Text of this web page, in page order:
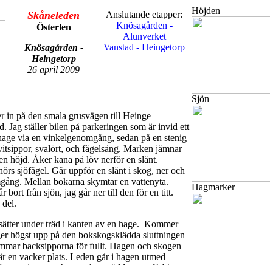
Skåneleden
Österlen
Knösagården -
Heingetorp
26 april 2009
Anslutande etapper:
Knösagården -
Alunverket
Vanstad - Heingetorp
in på den smala grusvägen till Heinge
Jag ställer bilen på parkeringen som är invid ett
via en vinkelgenomgång, sedan på en stenig
svalört, och fågelsång. Marken jämnar
höjd. Åker kana på löv nerför en slänt.
sjöfågel. Går uppför en slänt i skog, ner och
Mellan bokarna skymtar en vattenyta.
bort från sjön, jag går ner till den för en titt.
under träd i kanten av en hage. Kommer
högst upp på den bokskogsklädda sluttningen
backsipporna för fullt. Hagen och skogen
en vacker plats. Leden går i hagen utmed
Höjden
Sjön
Hagmarker